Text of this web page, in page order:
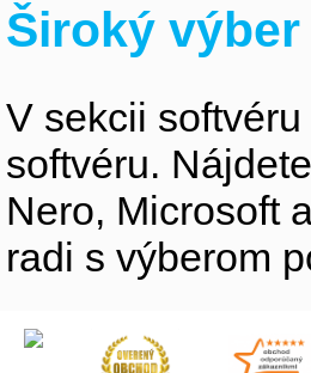
Široký výber
V sekcii
softvéru.
Nero, Microsoft
radi s výberom